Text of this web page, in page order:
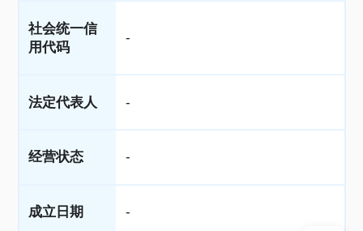
社会统一信
用代码
-
法定代表人 -
经营状态 -
成立日期 -